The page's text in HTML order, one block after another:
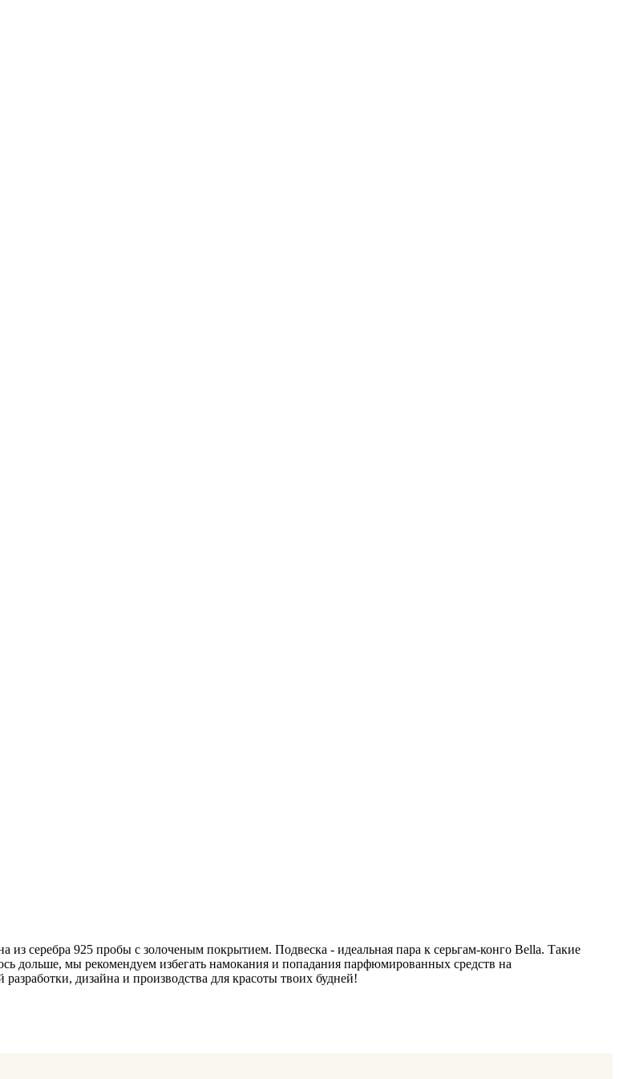
серебра 925 пробы с золоченым покрытием. Подвеска - идеальная пара к серьгам-конго Bella. Такие
дольше, мы рекомендуем избегать намокания и попадания парфюмированных средств на
дизайна и производства для красоты твоих будней!